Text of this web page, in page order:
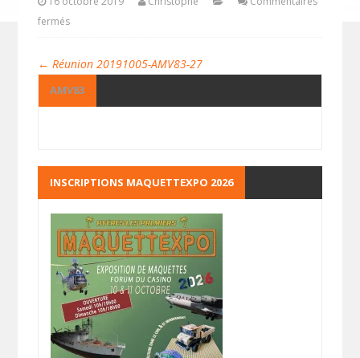
fermés
← Réunion 20191005-AMV83-27
AMV83
INSCRIPTIONS MAQUETTEXPO 2026